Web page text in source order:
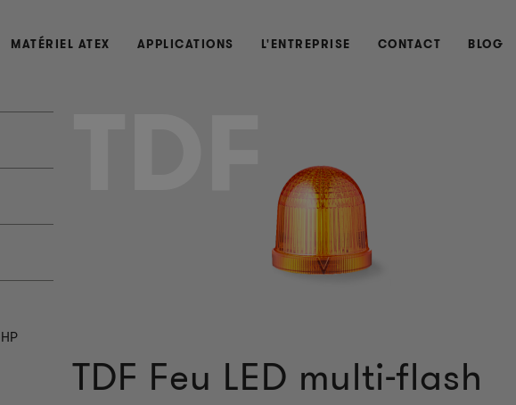
MATÉRIEL ATEX APPLICATIONS L'ENTREPRISE CONTACT BLOG
TDF Feu LED multi-flash